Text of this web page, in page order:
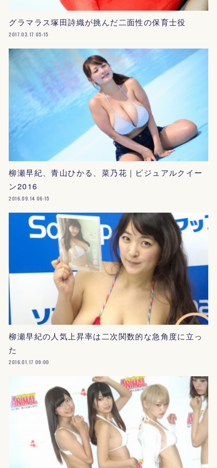
グラマラス塚田詩織が挑んだ二面性の保育士役
2017.03.17 05:15
柳瀬早紀、青山ひかる、菜乃花｜ビジュアルクイー
ン2016
2016.09.14 06:15
柳瀬早紀の人気上昇率は二次関数的な急角度に立っ
た
2016.01.17 09:00